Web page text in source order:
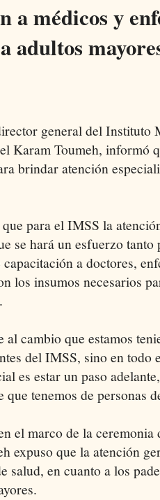
a médicos y
adultos
general del Instituto
Karam Toumeh, informó
brindar atención
para el IMSS la
se hará un esfuerzo
a doctores,
los insumos necesarios
al cambio que estamos
del IMSS, sino en todo
es estar un paso
que tenemos de personas
el marco de la
expuso que la atención
salud, en cuanto a los